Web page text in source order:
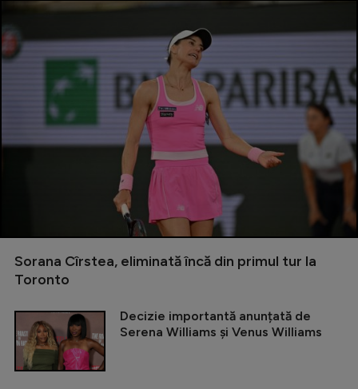
Sorana Cîrstea, eliminată încă din primul tur la
Toronto
Decizie importantă anunțată de
Serena Williams și Venus Williams